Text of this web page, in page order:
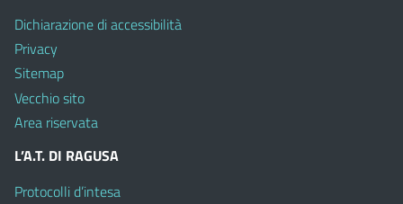
Dichiarazione di accessibilità
Privacy
Sitemap
Vecchio sito
Area riservata
L’A.T. DI RAGUSA
Protocolli d’intesa